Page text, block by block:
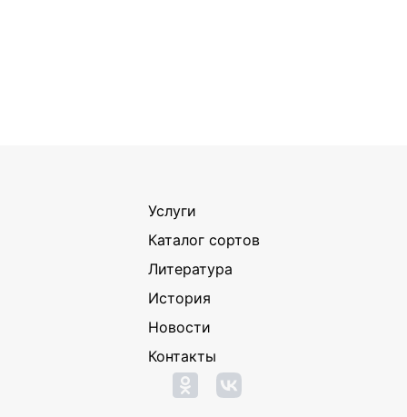
Услуги
Каталог сортов
Литература
История
Новости
Контакты